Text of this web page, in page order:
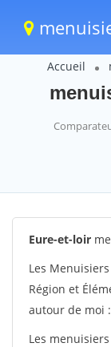
Accueil
Eure-et-loir
Les
Région et
autour de moi
Les